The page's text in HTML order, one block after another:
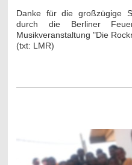
Danke für die großzügige
durch die Berliner
Musikveranstaltung "Die
(txt: LMR)